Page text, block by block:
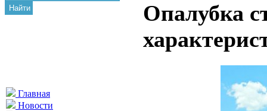
Найти
Главная
Новости
Опалубка